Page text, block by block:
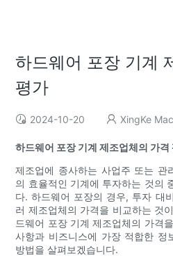
하드웨어 포장 기계
평가
2024-10-20 XingKe
하드웨어 포장 기계 제조업체의 가격
제조업에 종사하는 사업주 또는 관
의 효율적인 기계에 투자하는 것의
다. 하드웨어 포장의 경우, 투자 대
러 제조업체의 가격을 비교하는 것
드웨어 포장 기계 제조업체의 가격
사항과 비즈니스에 가장 적합한 정
방법을 살펴보겠습니다.